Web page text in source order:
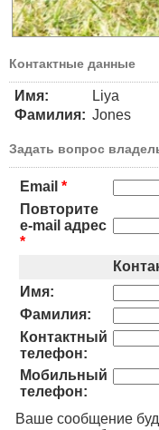
Контактные данные
Имя:
Liya
Фамилия: Jones
Задать вопрос
Email *
Повторите
e-mail адрес
*
Имя:
Фамилия:
Контактный
телефон:
Мобильный
телефон:
Ваше сообщение